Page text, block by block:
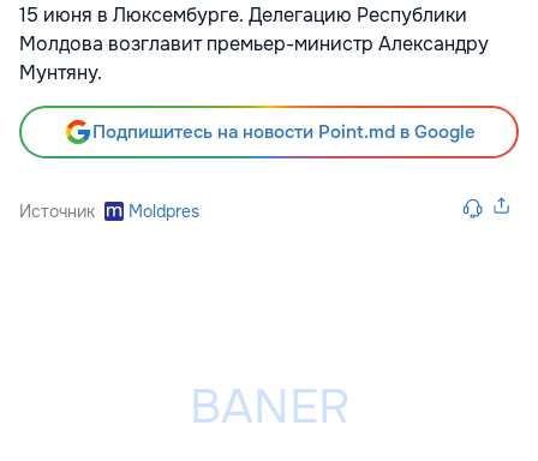
15 июня в Люксембурге. Делегацию Республики
Молдова возглавит премьер-министр Александру
Мунтяну.
Подпишитесь на новости Point.md в Google
Источник Moldpres